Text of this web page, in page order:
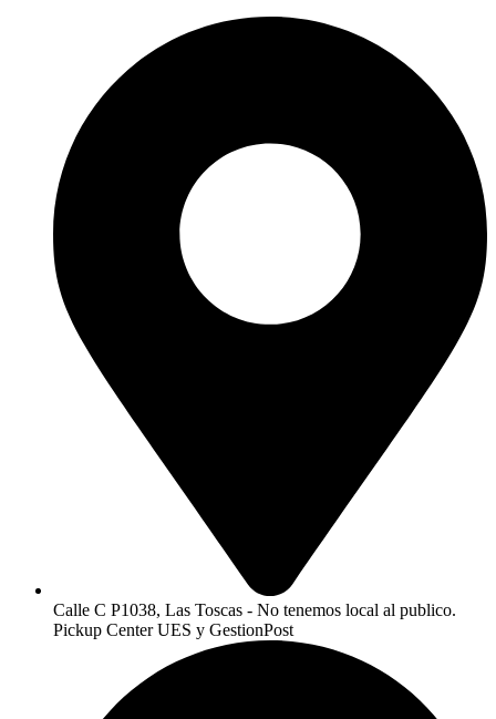
Calle C P1038, Las Toscas - No tenemos local al publico.
Pickup Center UES y GestionPost